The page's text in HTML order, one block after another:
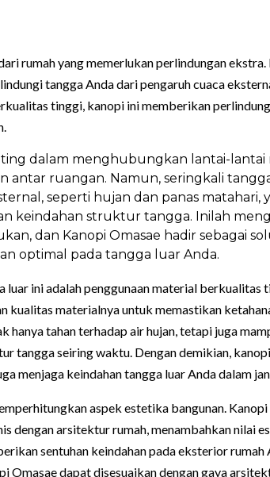
rumah yang memerlukan perlindungan ekstra.
tangga Anda dari pengaruh cuaca
tinggi, kanopi ini memberikan
dalam menghubungkan lantai-lantai
antar ruangan. Namun, seringkali
seperti hujan dan panas matahari,
keindahan struktur tangga. Inilah
dan Kanopi Omasae hadir sebagai
optimal pada tangga luar Anda.
luar ini adalah penggunaan material berkualitas
kualitas materialnya untuk memastikan
tahan terhadap air hujan, tetapi juga
tangga seiring waktu. Dengan demikian,
menjaga keindahan tangga luar Anda dalam
aspek estetika bangunan.
dengan arsitektur rumah, menambahkan nilai
sentuhan keindahan pada eksterior rumah
Omasae dapat disesuaikan dengan gaya